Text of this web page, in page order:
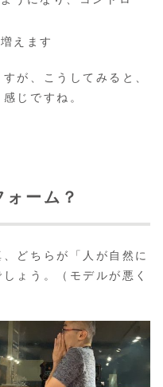
えます
が、こうしてみると、
じですね。
ーム？
どちらが「人が自然に
ょう。（モデルが悪く